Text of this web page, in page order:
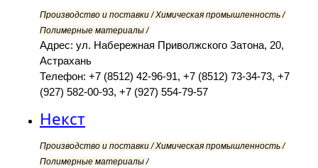
Производство и поставки / Химическая промышленность /
Полимерные материалы /
Адрес: ул. Набережная Приволжского Затона, 20,
Астрахань
Телефон: +7 (8512) 42-96-91, +7 (8512) 73-34-73, +7
(927) 582-00-93, +7 (927) 554-79-57
Некст
Производство и поставки / Химическая промышленность /
Полимерные материалы /